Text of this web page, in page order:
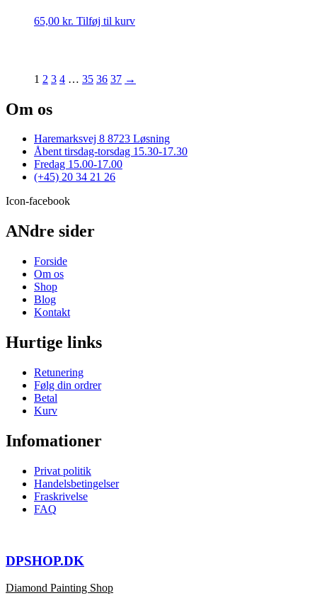
65,00 kr. Tilføj til kurv
1 2 3 4 … 35 36 37 →
Om os
Haremarksvej 8 8723 Løsning
Åbent tirsdag-torsdag 15.30-17.30
Fredag 15.00-17.00
(+45) 20 34 21 26
Icon-facebook
ANdre sider
Forside
Om os
Shop
Blog
Kontakt
Hurtige links
Retunering
Følg din ordrer
Betal
Kurv
Infomationer
Privat politik
Handelsbetingelser
Fraskrivelse
FAQ
DPSHOP.DK
Diamond Painting Shop